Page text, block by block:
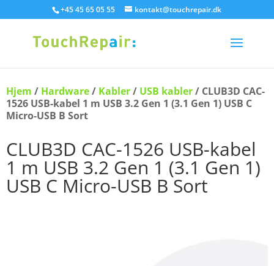
+45 45 65 05 55 kontakt@touchrepair.dk
Hjem / Hardware/ Kabler/ USB kabler/ CLUB3D CAC-
1526 USB-kabel 1 m USB 3.2 Gen 1 (3.1 Gen 1) USB C
Micro-USB B Sort
CLUB3D CAC-1526 USB-kabel
1 m USB 3.2 Gen 1 (3.1 Gen 1)
USB C Micro-USB B Sort